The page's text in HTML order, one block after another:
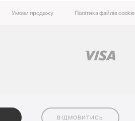
Умови‌ ‌продажу‌ Політика файлів cookie
ВІДМОВИТИСЬ